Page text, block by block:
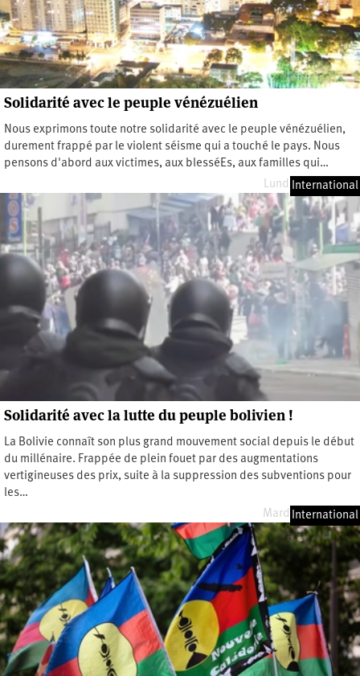
Solidarité avec le peuple vénézuélien
Nous exprimons toute notre solidarité avec le peuple vénézuélien,
durement frappé par le violent séisme qui a touché le pays. Nous
pensons d'abord aux victimes, aux blesséEs, aux familles qui…
Lundi 29 juin 2026
International
Solidarité avec la lutte du peuple bolivien !
La Bolivie connaît son plus grand mouvement social depuis le début
du millénaire. Frappée de plein fouet par des augmentations
vertigineuses des prix, suite à la suppression des subventions pour
les…
Mardi 16 juin 2026
International